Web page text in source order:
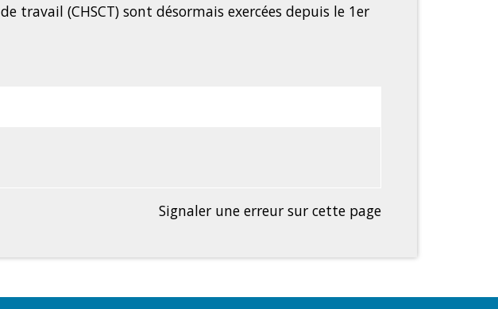
travail (CHSCT) sont désormais exercées depuis le 1er
Signaler une erreur sur cette page